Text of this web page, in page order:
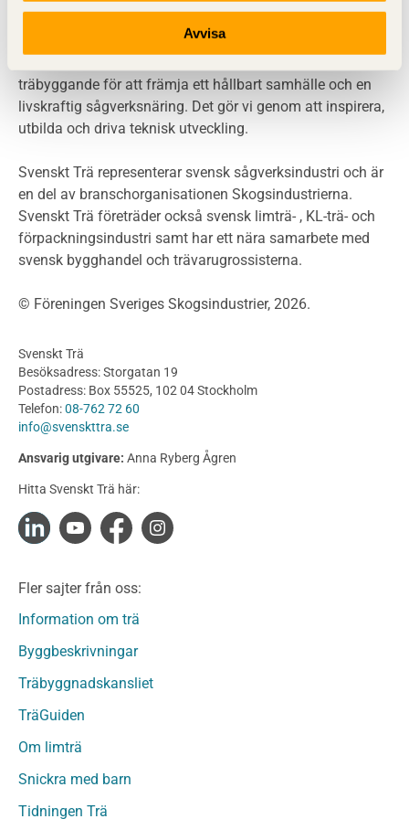
Avvisa
LCA
Miljöpolitik och miljömål
Miljödeklarationer och märkning
Termer och förkortningar
Planering
Klimatkalkylator hallar
Projektering av trähus - generellt
Byggsystem
Fasadsystem i skivmaterial
Bullerskärmar och andra utomhuskonstruktioner
Byggnation och utförande
Utförande
Produkter
Konstruktionsvirke
Konstruktionsvirke Behandlat
Konstruktionsvirke Fingerskarvat
Konstruktionsvirke Fingerskarvat Obehandlat
Limträ
Fanerträ
Fanerträ Obehandlat
Träpanel och Utvändig beklädnad Behandlat
Träpanel och utvändig beklädnad Obehandlat
Trägolv
Sågat virke
Sågat virke Behandlat
träbyggande för att främja ett hållbart samhälle och en
livskraftig sågverksnäring. Det gör vi genom att inspirera,
utbilda och driva teknisk utveckling.
Svenskt Trä representerar svensk sågverksindustri och är
en del av branschorganisationen Skogsindustrierna.
Svenskt Trä företräder också svensk limträ- , KL-trä- och
förpackningsindustri samt har ett nära samarbete med
svensk bygghandel och trävarugrossisterna.
© Föreningen Sveriges Skogsindustrier, 2026.
Svenskt Trä
Besöksadress: Storgatan 19
Postadress: Box 55525, 102 04 Stockholm
Telefon:08-762 72 60
info@svenskttra.se
Ansvarig utgivare: Anna Ryberg Ågren
Hitta Svenskt Trä här:
Fler sajter från oss:
Information om trä
Byggbeskrivningar
Träbyggnadskansliet
TräGuiden
Om limträ
Snickra med barn
Tidningen Trä